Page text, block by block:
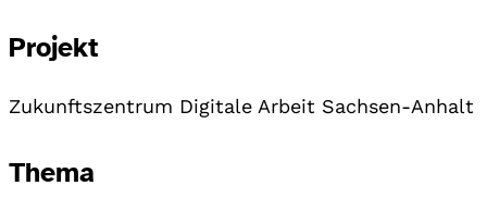
Projekt
Zukunftszentrum Digitale Arbeit Sachsen-Anhalt
Thema